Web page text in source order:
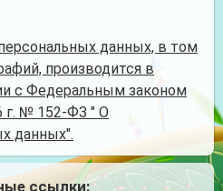
данных, в том
производится в
с Федеральным законом
г. № 152-ФЗ " О
данных".
ссылки: